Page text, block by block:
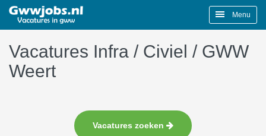
Menu
Vacatures Infra / Civiel / GWW
Weert
Vacatures zoeken